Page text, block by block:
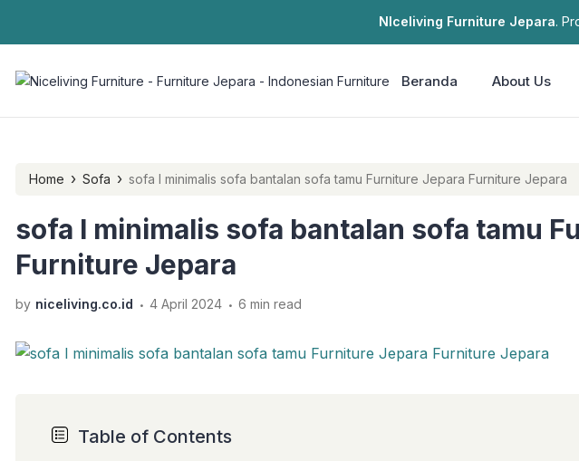
NIceliving Furniture Jepara.
Beranda About Us
Home › Sofa › sofa l minimalis sofa bantalan sofa tamu Furniture Jepara Furniture Jepara
sofa l minimalis sofa bantalan sofa tamu
Furniture Jepara
by niceliving.co.id . 4 April 2024 . 6 min read
Table of Contents